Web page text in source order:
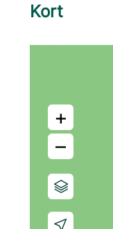
Kort
+
–